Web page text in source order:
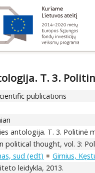
T. 3.
publications
antologija. T. 3. Politinė
political thought, vol. 3:
sud (edt) Girnius,
leidykla, 2013.